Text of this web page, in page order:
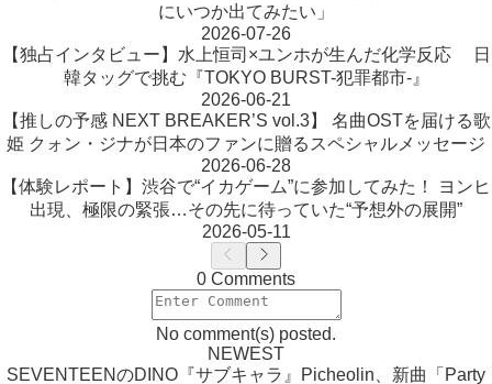
にいつか出てみたい」
2026-07-26
【独占インタビュー】水上恒司×ユンホが生んだ化学反応 日
韓タッグで挑む『TOKYO BURST-犯罪都市-』
2026-06-21
【推しの予感 NEXT BREAKER’S vol.3】 名曲OSTを届ける歌
姫 クォン・ジナが日本のファンに贈るスペシャルメッセージ
2026-06-28
【体験レポート】渋谷で“イカゲーム”に参加してみた！ ヨンヒ
出現、極限の緊張…その先に待っていた“予想外の展開”
2026-05-11
0 Comments
No comment(s) posted.
NEWEST
SEVENTEENのDINO『サブキャラ』Picheolin、新曲「Party